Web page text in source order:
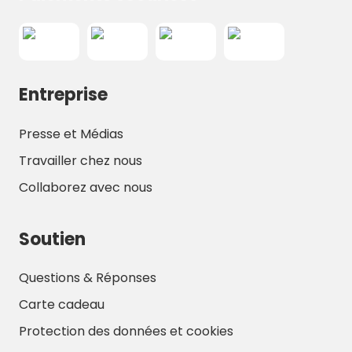
Entreprise
Presse et Médias
Travailler chez nous
Collaborez avec nous
Soutien
Questions & Réponses
Carte cadeau
Protection des données et cookies